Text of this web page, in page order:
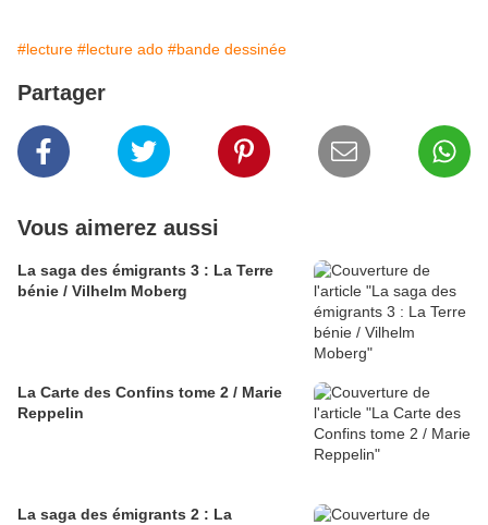
#lecture #lecture ado #bande dessinée
Partager
Vous aimerez aussi
La saga des émigrants 3 : La Terre
bénie / Vilhelm Moberg
La Carte des Confins tome 2 / Marie
Reppelin
La saga des émigrants 2 : La